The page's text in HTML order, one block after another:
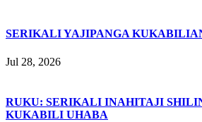
SERIKALI YAJIPANGA
Jul 28, 2026
RUKU: SERIKALI INAHITAJI
KUKABILI UHABA